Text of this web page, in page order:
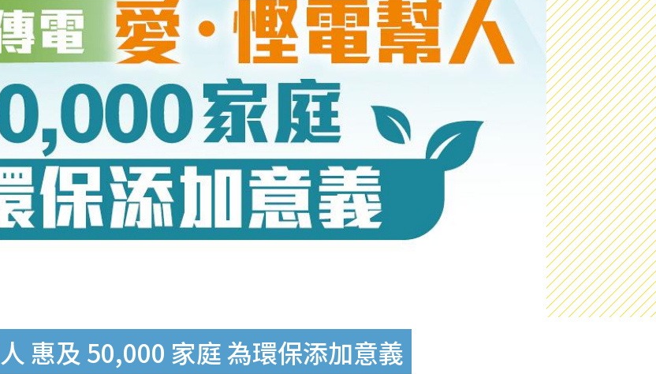
惠及 50,000 家庭 為環保添加意義